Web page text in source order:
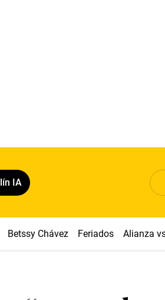
IA
Betssy Chávez Feriados Alianza